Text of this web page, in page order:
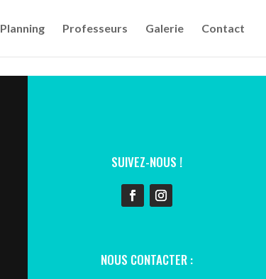
Planning Professeurs Galerie Contact
SUIVEZ-NOUS !
NOUS CONTACTER :